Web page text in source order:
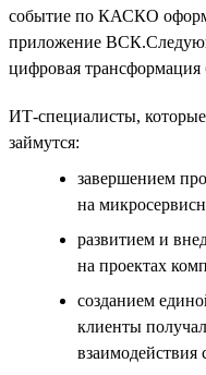
событие по КАСКО
приложение
цифровая трансформация
ИТ-специалисты,
займутся:
завершением
на
развитием и
на проектах
созданием
клиенты
взаимодействия